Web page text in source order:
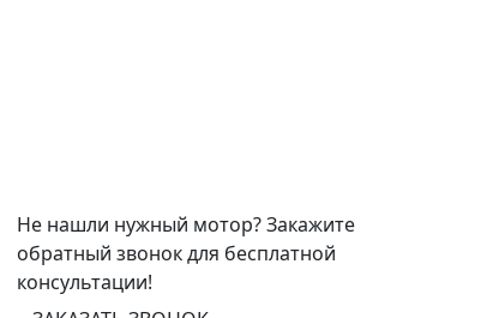
Не нашли нужный мотор? Закажите
обратный звонок для бесплатной
консультации!